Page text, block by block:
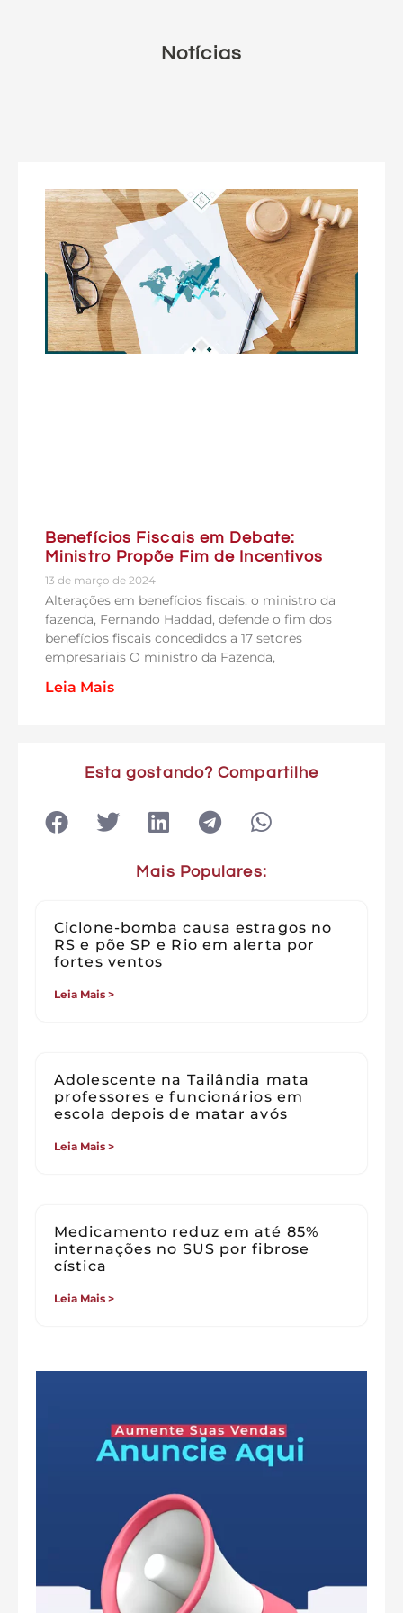
Notícias
Benefícios Fiscais em Debate:
Ministro Propõe Fim de Incentivos
13 de março de 2024
Alterações em benefícios fiscais: o ministro da
fazenda, Fernando Haddad, defende o fim dos
benefícios fiscais concedidos a 17 setores
empresariais O ministro da Fazenda,
Leia Mais
Esta gostando? Compartilhe
Mais Populares:
Ciclone-bomba causa estragos no
RS e põe SP e Rio em alerta por
fortes ventos
Leia Mais >
Adolescente na Tailândia mata
professores e funcionários em
escola depois de matar avós
Leia Mais >
Medicamento reduz em até 85%
internações no SUS por fibrose
cística
Leia Mais >